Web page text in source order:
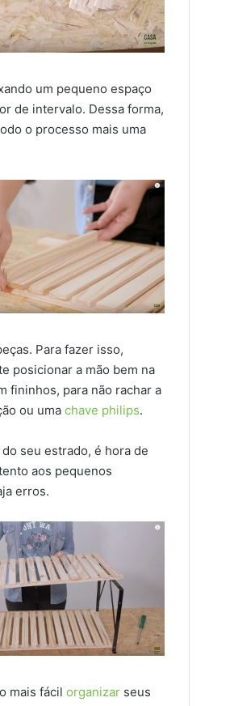
um pequeno espaço
de intervalo. Dessa forma,
o processo mais uma
Para fazer isso,
posicionar a mão bem na
fininhos, para não rachar a
ou uma chave philips.
seu estrado, é hora de
aos pequenos
erros.
mais fácil organizar seus